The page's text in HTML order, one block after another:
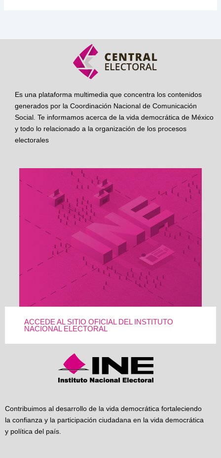
Es una plataforma multimedia que concentra los contenidos
generados por la Coordinación Nacional de Comunicación
Social. Te informamos acerca de la vida democrática de México
y todo lo relacionado a la organización de los procesos
electorales
ACCEDE AL SITIO OFICIAL DEL INSTITUTO
NACIONAL ELECTORAL
Contribuimos al desarrollo de la vida democrática fortaleciendo
la confianza y la participación ciudadana en la vida democrática
y política del país.